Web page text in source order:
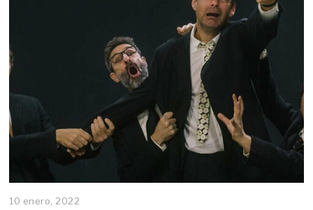
10 enero, 2022